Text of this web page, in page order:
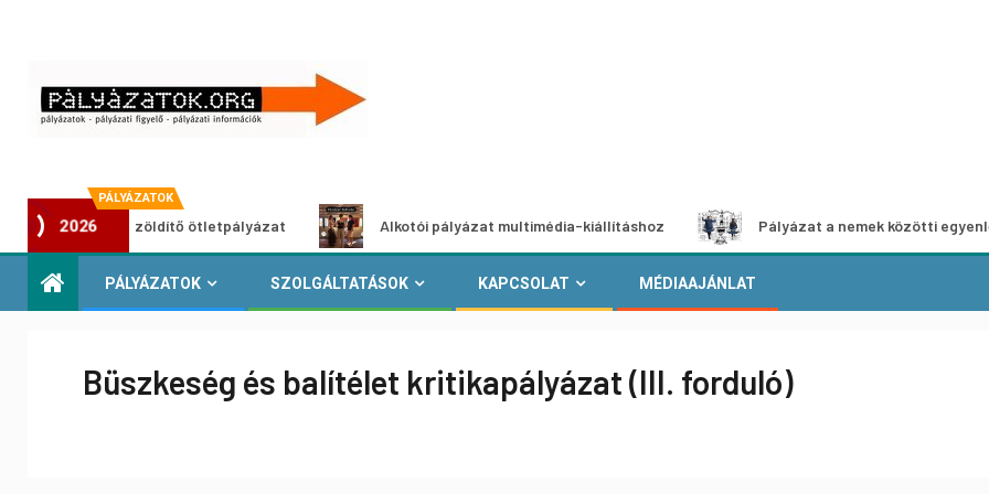
PÁLYÁZATOK
2026
Városzöldítő ötletpályázat Alkotói pályázat multimédia-kiállításhoz Pályázat a nemek közötti egyenlőség
PÁLYÁZATOK SZOLGÁLTATÁSOK KAPCSOLAT MÉDIAAJÁNLAT
Büszkeség és balítélet kritikapályázat (III. forduló)